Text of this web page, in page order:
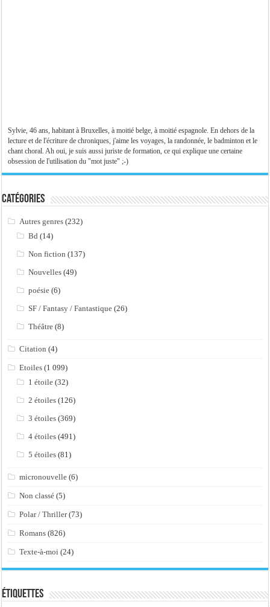
Sylvie, 46 ans, habitant à Bruxelles, à moitié belge, à moitié espagnole. En dehors de la
lecture et de l'écriture de chroniques, j'aime les voyages, la randonnée, le badminton et le
chant choral. Ah oui, je suis aussi juriste de formation, ce qui explique une certaine
obsession de l'utilisation du "mot juste" ;-)
Catégories
Autres genres (232)
Bd (14)
Non fiction (137)
Nouvelles (49)
poésie (6)
SF / Fantasy / Fantastique (26)
Théâtre (8)
Citation (4)
Etoiles (1 099)
1 étoile (32)
2 étoiles (126)
3 étoiles (369)
4 étoiles (491)
5 étoiles (81)
micronouvelle (6)
Non classé (5)
Polar / Thriller(73)
Romans (826)
Texte-à-moi (24)
Étiquettes